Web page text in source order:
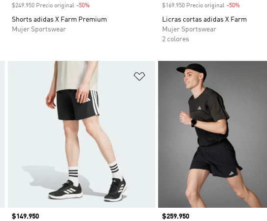
$249.950 Precio original -50%Descuento
Shorts adidas X Farm Premium
Mujer Sportswear
$169.950 Precio original -50%
Licras cortas adidas X Farm
Mujer Sportswear
2 colores
Añadir a la lista de deseos Añadir a la lista de deseos
Precio
$149.950
Precio
$259.950